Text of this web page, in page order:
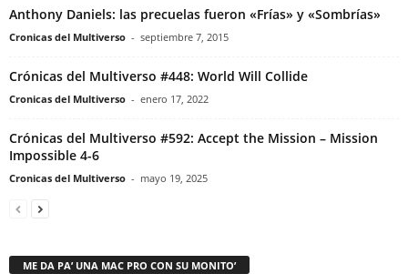
Anthony Daniels: las precuelas fueron «Frías» y «Sombrías»
Cronicas del Multiverso - septiembre 7, 2015
Crónicas del Multiverso #448: World Will Collide
Cronicas del Multiverso - enero 17, 2022
Crónicas del Multiverso #592: Accept the Mission – Mission
Impossible 4-6
Cronicas del Multiverso - mayo 19, 2025
ME DA PA’ UNA MAC PRO CON SU MONITO’